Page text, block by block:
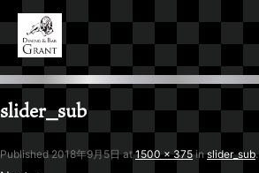
slider_sub
Published2018年9月5日at1500 × 375inslider_sub.